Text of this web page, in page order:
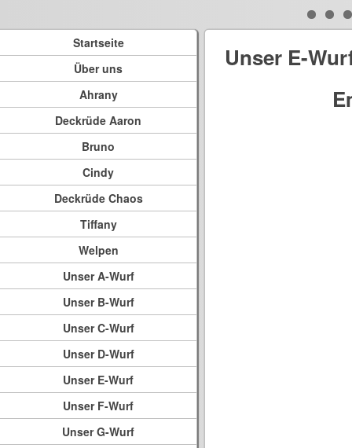
Startseite
Über uns
Ahrany
Deckrüde Aaron
Bruno
Cindy
Deckrüde Chaos
Tiffany
Welpen
Unser A-Wurf
Unser B-Wurf
Unser C-Wurf
Unser D-Wurf
Unser E-Wurf
Unser F-Wurf
Unser G-Wurf
Unser E-